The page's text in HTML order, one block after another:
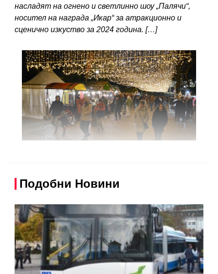
насладят на огнено и светлинно шоу „Палячи“,
носител на награда „Икар“ за атракционно и
сценично изкуство за 2024 година. […]
Подобни Новини